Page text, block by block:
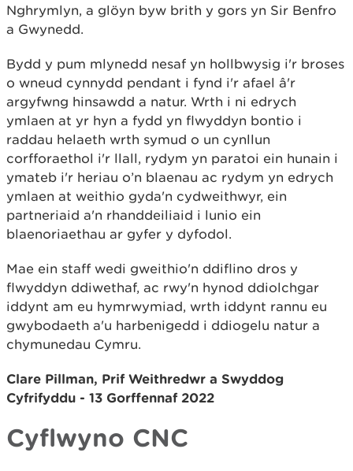
Nghrymlyn, a glöyn byw brith y gors yn Sir Benfro
a Gwynedd.
Bydd y pum mlynedd nesaf yn hollbwysig i'r broses
o wneud cynnydd pendant i fynd i'r afael â'r
argyfwng hinsawdd a natur. Wrth i ni edrych
ymlaen at yr hyn a fydd yn flwyddyn bontio i
raddau helaeth wrth symud o un cynllun
corfforaethol i'r llall, rydym yn paratoi ein hunain i
ymateb i'r heriau o’n blaenau ac rydym yn edrych
ymlaen at weithio gyda'n cydweithwyr, ein
partneriaid a'n rhanddeiliaid i lunio ein
blaenoriaethau ar gyfer y dyfodol.
Mae ein staff wedi gweithio'n ddiflino dros y
flwyddyn ddiwethaf, ac rwy'n hynod ddiolchgar
iddynt am eu hymrwymiad, wrth iddynt rannu eu
gwybodaeth a'u harbenigedd i ddiogelu natur a
chymunedau Cymru.
Clare Pillman, Prif Weithredwr a Swyddog
Cyfrifyddu - 13 Gorffennaf 2022
Cyflwyno CNC